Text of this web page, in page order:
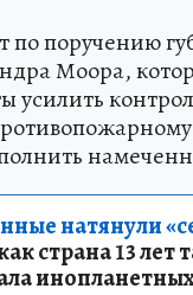
по поручению
Моора,
усилить
натянули
страна 13 лет